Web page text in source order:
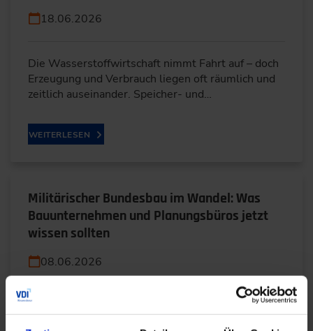
18.06.2026
Die Wasserstoffwirtschaft nimmt Fahrt auf – doch
Erzeugung und Verbrauch liegen oft räumlich und
zeitlich auseinander. Speicher- und…
WEITERLESEN
Militärischer Bundesbau im Wandel: Was
Bauunternehmen und Planungsbüros jetzt
wissen sollten
08.06.2026
Elena Kraus erklärt, wie sich der militärische